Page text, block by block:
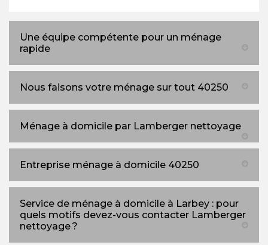
Une équipe compétente pour un ménage
rapide
Nous faisons votre ménage sur tout 40250
Ménage à domicile par Lamberger nettoyage
Entreprise ménage à domicile 40250
Service de ménage à domicile à Larbey : pour
quels motifs devez-vous contacter Lamberger
nettoyage ?